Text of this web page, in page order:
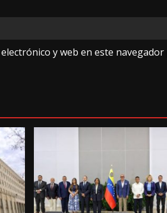
y web en este